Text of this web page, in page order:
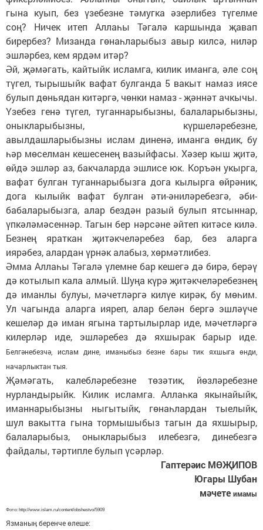
гына куып, без үзебезне тәмугка әзерлибез түгелме
соң? Ничек итеп Аллаһы Тәгалә каршында җавап
бирербез? Мизанда гөнаһларыбыз авыр килсә, ниләр
эшләрбез, кем ярдәм итәр?
Әй, җәмәгать, кайтыйк исламга, килик иманга, әле соң
түгел, тырышыйк вафат булганда 5 вакыт намаз иясе
булып дөньядан китәргә, чөнки намаз - җәннәт ачкычы.
Үзебез генә түгел, туганнарыбызны, балаларыбызны,
оныкларыбызны, күршеләребезне,
авылдашларыбызны ислам диненә, иманга өндик, бу
һәр мөселман кешесенең вазыйфасы. Хәзер кыш җитә,
өйдә эшләр аз, бакчаларда эшлисе юк. Коръән укырга,
вафат булган туганнарыбызга дога кылырга өйрәник,
дога кылыйк вафат булган әти-әниләребезгә, әби-
бабаларыбызга, алар бездән разый булып ятсыннар,
үпкәләмәсеннәр. Тагын бер нәрсәне әйтеп китәсе килә.
Безнең яраткан җитәкчеләребез бар, без аларга
иярәбез, алардан үрнәк алабыз, хөрмәтлибез.
Әмма Аллаһы Тәгалә үлемне бар кешегә дә бирә, берәү
дә котылып кала алмый. Шуңа күрә җитәкчеләребезнең
дә иманлы булуы, мәчетләргә килүе кирәк, бу мөһим.
Ул чагында аларга ияреп, алар белән бергә эшләүче
кешеләр дә иман ягына тартылырлар иде, мәчетләргә
килерләр иде, эшләребез дә яхшырак барыр иде.
Белгәнебезчә, ислам дине, иманыбыз безне бары тик яхшыга өнди,
начарлыктан тыя.
Җәмәгать, калебләребезне төзәтик, йөзләребезне
нурландырыйк. Килик исламга. Аллаһка якынайыйк,
иманнарыбызны ныгытыйк, гөнаһлардан тыелыйк,
шул вакытта гына тормышыбыз тагын да яхшырыр,
балаларыбыз, оныкларыбыз илебезгә, динебезгә
файдалы, тәртипле булып үсәрләр.
Гаптерәис МӨҖИПОВ
Югары Шубан
мәчете имамы
Фото: http://www.islam.ru/content/obshestvo/5909
Язманыӊ беренче өлеше: